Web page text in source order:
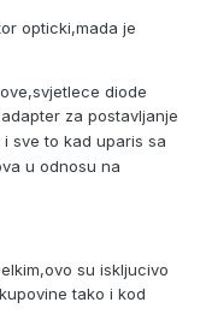
opticki,mada je
diode
za postavljanje
i sve to kad uparis sa
u odnosu na
su iskljucivo
tako i kod